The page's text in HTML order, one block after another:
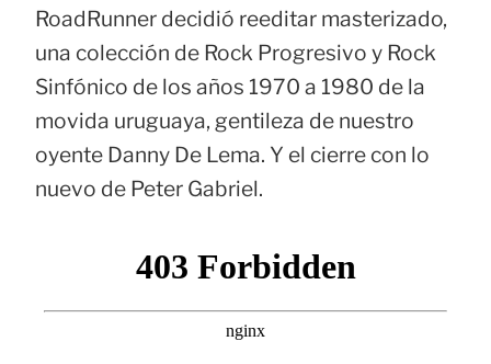
RoadRunner decidió reeditar masterizado,
una colección de Rock Progresivo y Rock
Sinfónico de los años 1970 a 1980 de la
movida uruguaya, gentileza de nuestro
oyente Danny De Lema. Y el cierre con lo
nuevo de Peter Gabriel.